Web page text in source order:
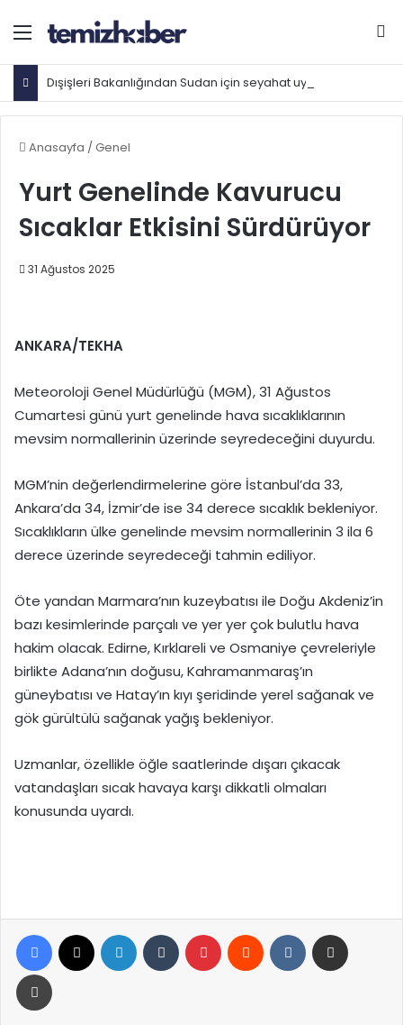
Menü
Anasayfa / Genel
Yurt Genelinde Kavurucu
Sıcaklar Etkisini Sürdürüyor
31 Ağustos 2025
ANKARA/TEKHA
Meteoroloji Genel Müdürlüğü (MGM), 31 Ağustos
Cumartesi günü yurt genelinde hava sıcaklıklarının
mevsim normallerinin üzerinde seyredeceğini duyurdu.
MGM’nin değerlendirmelerine göre İstanbul’da 33,
Ankara’da 34, İzmir’de ise 34 derece sıcaklık bekleniyor.
Sıcaklıkların ülke genelinde mevsim normallerinin 3 ila 6
derece üzerinde seyredeceği tahmin ediliyor.
Öte yandan Marmara’nın kuzeybatısı ile Doğu Akdeniz’in
bazı kesimlerinde parçalı ve yer yer çok bulutlu hava
hakim olacak. Edirne, Kırklareli ve Osmaniye çevreleriyle
birlikte Adana’nın doğusu, Kahramanmaraş’ın
güneybatısı ve Hatay’ın kıyı şeridinde yerel sağanak ve
gök gürültülü sağanak yağış bekleniyor.
Uzmanlar, özellikle öğle saatlerinde dışarı çıkacak
vatandaşları sıcak havaya karşı dikkatli olmaları
konusunda uyardı.
Facebook LinkedIn Tumblr Pinterest Reddit VKontakte
Yazdır